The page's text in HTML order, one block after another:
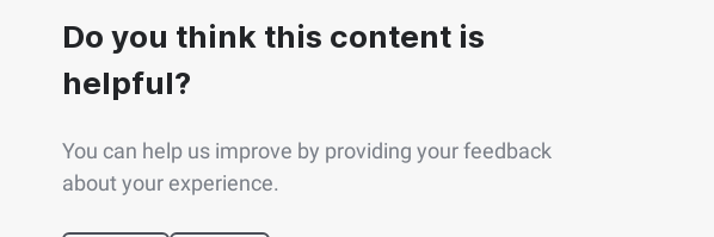
Do you think this content is
helpful?
You can help us improve by providing your feedback
about your experience.